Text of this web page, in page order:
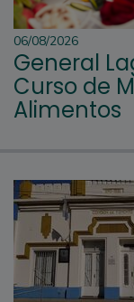
06/08/2026
General
Curso de
Alimentos